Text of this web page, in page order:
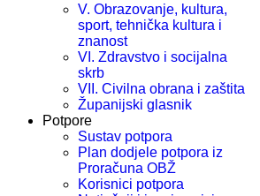
V. Obrazovanje, kultura,
sport, tehnička kultura i
znanost
VI. Zdravstvo i socijalna
skrb
VII. Civilna obrana i zaštita
Županijski glasnik
Potpore
Sustav potpora
Plan dodjele potpora iz
Proračuna OBŽ
Korisnici potpora